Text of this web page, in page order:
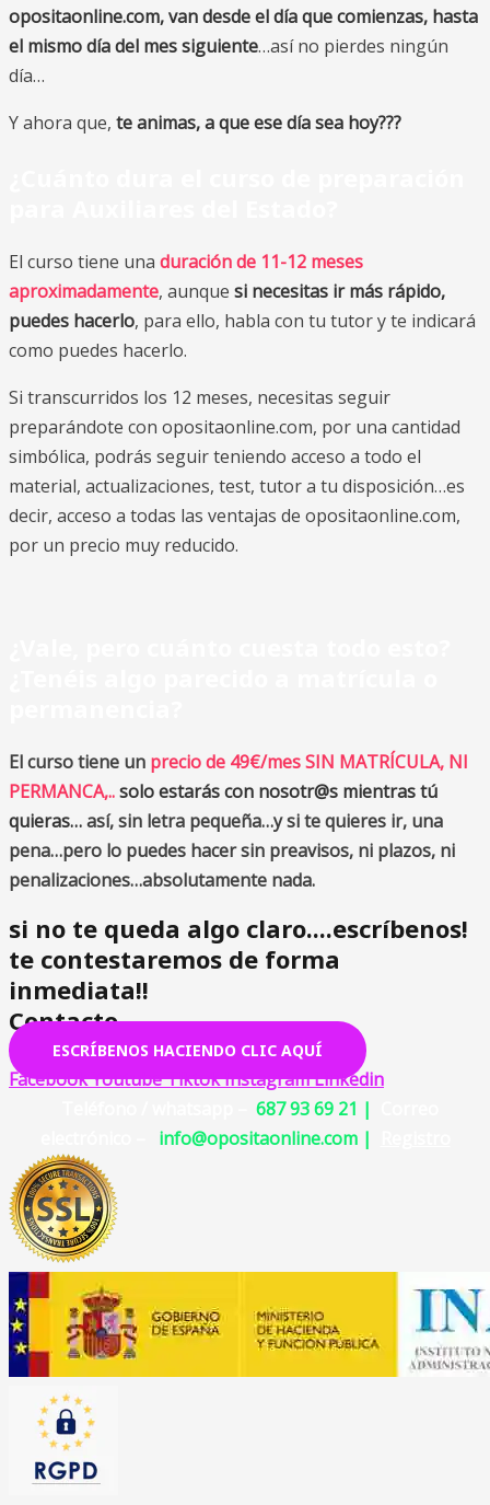
opositaonline.com, van desde el día que comienzas, hasta
el mismo día del mes siguiente…así no pierdes ningún
día…
Y ahora que, te animas, a que ese día sea hoy???
El curso tiene una duración de 11-12 meses
aproximadamente, aunque si necesitas ir más rápido,
puedes hacerlo, para ello, habla con tu tutor y te indicará
como puedes hacerlo.
Si transcurridos los 12 meses, necesitas seguir
preparándote con opositaonline.com, por una cantidad
simbólica, podrás seguir teniendo acceso a todo el
material, actualizaciones, test, tutor a tu disposición…es
decir, acceso a todas las ventajas de opositaonline.com,
por un precio muy reducido.
El curso tiene un precio de 49€/mes SIN MATRÍCULA, NI
PERMANCA,..solo estarás con nosotr@s mientras tú
quieras…así, sin letra pequeña…y si te quieres ir, una
pena…pero lo puedes hacer sin preavisos, ni plazos, ni
penalizaciones…absolutamente nada.
si no te queda algo claro....escríbenos!
te contestaremos de forma
inmediata!!
Contacto
ESCRÍBENOS HACIENDO CLIC AQUÍ
FacebookYoutubeTiktokInstagramLinkedin
687 93 69 21 |
info@opositaonline.com |